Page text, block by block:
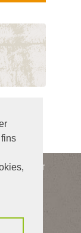
BAGNOLET